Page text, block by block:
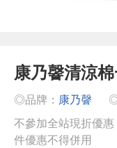
康乃韾清涼
◎品牌： 康乃韾
不參加全站現折優
件優惠不得併用